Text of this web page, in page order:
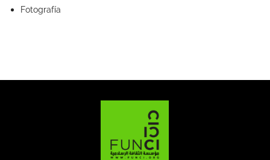
Fotografía